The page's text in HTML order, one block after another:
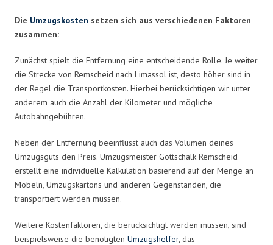
Die Umzugskosten setzen sich aus verschiedenen Faktoren
zusammen:
Zunächst spielt die Entfernung eine entscheidende Rolle. Je weiter
die Strecke von Remscheid nach Limassol ist, desto höher sind in
der Regel die Transportkosten. Hierbei berücksichtigen wir unter
anderem auch die Anzahl der Kilometer und mögliche
Autobahngebühren.
Neben der Entfernung beeinflusst auch das Volumen deines
Umzugsguts den Preis. Umzugsmeister Gottschalk Remscheid
erstellt eine individuelle Kalkulation basierend auf der Menge an
Möbeln, Umzugskartons und anderen Gegenständen, die
transportiert werden müssen.
Weitere Kostenfaktoren, die berücksichtigt werden müssen, sind
beispielsweise die benötigten Umzugshelfer, das